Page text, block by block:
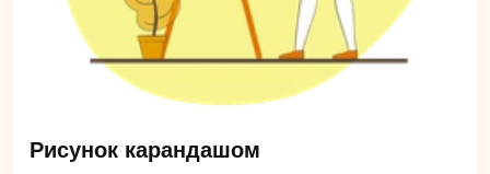
Рисунок карандашом